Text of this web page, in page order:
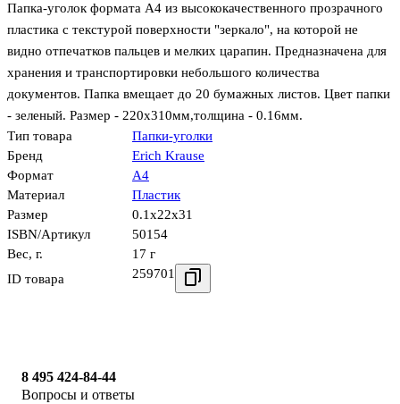
Папка-уголок формата А4 из высококачественного прозрачного
пластика с текстурой поверхности "зеркало", на которой не
видно отпечатков пальцев и мелких царапин. Предназначена для
хранения и транспортировки небольшого количества
документов. Папка вмещает до 20 бумажных листов. Цвет папки
- зеленый. Размер - 220х310мм,толщина - 0.16мм.
Тип товара
Папки-уголки
Бренд
Erich Krause
Формат
А4
Материал
Пластик
Размер
0.1x22x31
ISBN/Артикул
50154
Вес, г.
17 г
ID товара
259701
8 495 424-84-44
Вопросы и ответы